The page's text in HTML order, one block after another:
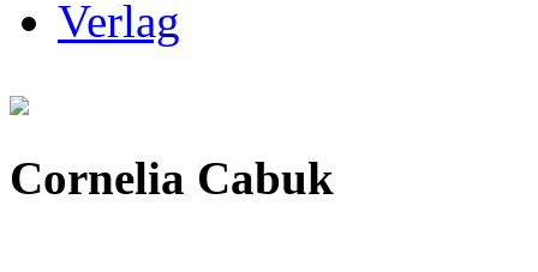
Verlag
Cornelia Cabuk